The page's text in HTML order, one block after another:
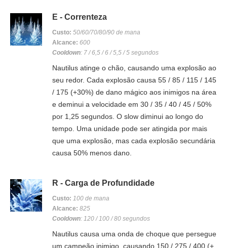
E - Correnteza
Custo:50/60/70/80/90 de mana
Alcance: 600
Cooldown: 7 / 6,5 / 6 / 5,5 / 5 segundos
Nautilus atinge o chão, causando uma explosão ao
seu redor. Cada explosão causa 55 / 85 / 115 / 145
/ 175 (+30%) de dano mágico aos inimigos na área
e deminui a velocidade em 30 / 35 / 40 / 45 / 50%
por 1,25 segundos. O slow diminui ao longo do
tempo. Uma unidade pode ser atingida por mais
que uma explosão, mas cada explosão secundária
causa 50% menos dano.
R - Carga de Profundidade
Custo:100 de mana
Alcance: 825
Cooldown: 120 / 100 / 80 segundos
Nautilus causa uma onda de choque que persegue
um campeão inimigo, causando 150 / 275 / 400 (+